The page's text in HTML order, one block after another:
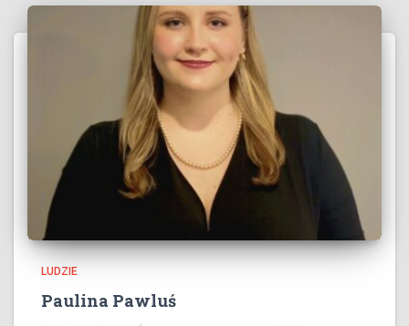
LUDZIE
Paulina Pawluś